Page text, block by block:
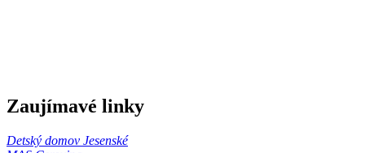
Zaujímavé linky
Detský domov Jesenské